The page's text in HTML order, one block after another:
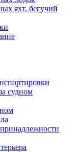
яхт, бегучий
судном